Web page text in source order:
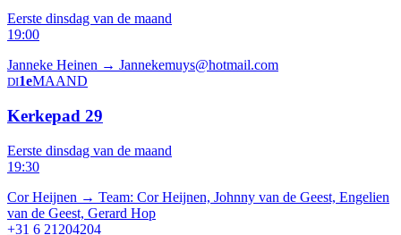
Eerste dinsdag van de maand
19:00
Janneke Heinen → Jannekemuys@hotmail.com
DI1eMAAND
Kerkepad 29
Eerste dinsdag van de maand
19:30
Cor Heijnen → Team: Cor Heijnen, Johnny van de Geest, Engelien
van de Geest, Gerard Hop
+31 6 21204204